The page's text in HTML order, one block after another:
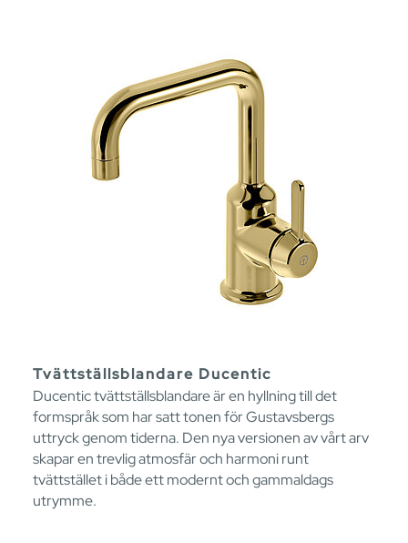
Tvättställsblandare Ducentic
Ducentic tvättställsblandare är en hyllning till det
formspråk som har satt tonen för Gustavsbergs
uttryck genom tiderna. Den nya versionen av vårt arv
skapar en trevlig atmosfär och harmoni runt
tvättstället i både ett modernt och gammaldags
utrymme.